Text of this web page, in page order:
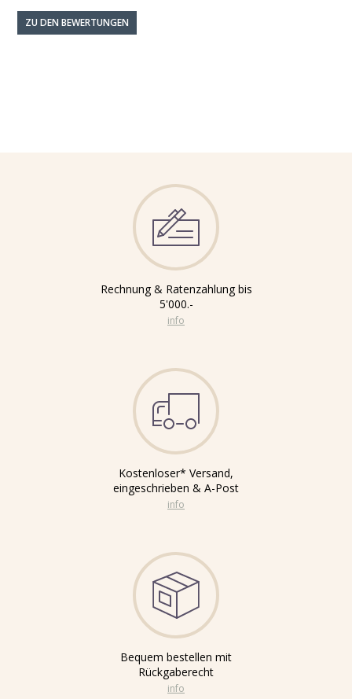
ZU DEN BEWERTUNGEN
Rechnung & Ratenzahlung bis
5'000.-
info
Kostenloser* Versand,
eingeschrieben & A-Post
info
Bequem bestellen mit
Rückgaberecht
info